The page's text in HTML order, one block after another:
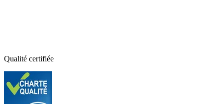
Qualité certifiée